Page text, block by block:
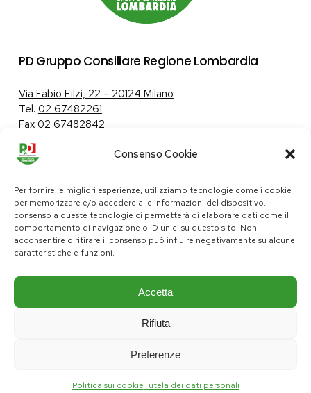
Consenso Cookie
Per fornire le migliori esperienze, utilizziamo tecnologie come i cookie
per memorizzare e/o accedere alle informazioni del dispositivo. Il
consenso a queste tecnologie ci permetterà di elaborare dati come il
comportamento di navigazione o ID unici su questo sito. Non
acconsentire o ritirare il consenso può influire negativamente su alcune
caratteristiche e funzioni.
Accetta
Rifiuta
Preferenze
Politica sui cookieTutela dei dati personali
PD Gruppo Consiliare Regione Lombardia
Via Fabio Filzi, 22 – 20124 Milano
Tel. 02 67482261
Fax 02 67482842
Tutela dei dati personali|Politica sui cookie
pd@consiglio.regione.lombardia.it
ufficiostampa.pd@consiglio.regione.lombardia.it
Pagine Facebook Gruppo Consiliare PD LombardiaPagina Messenger Gruppo Consiliare PD LombardiaPagina Instagram Gruppo PD LombardiaPagina Youtube Gruppo PD Lombardia